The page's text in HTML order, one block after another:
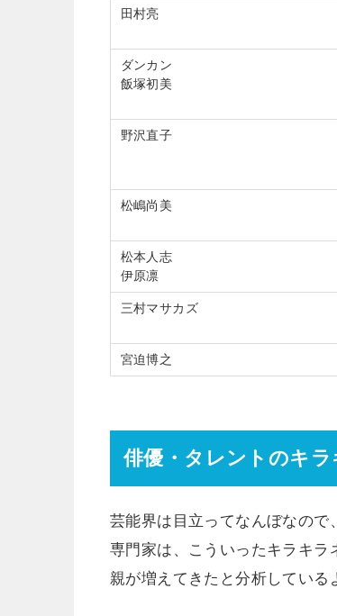
田村亮
ダンカン
飯塚初美
野沢直子
松嶋尚美
松本人志
伊原凛
三村マサカズ
宮迫博之
俳優・タレントのキ
芸能界は目立ってなんぼなので
専門家は、こういったキラキラ
親が増えてきたと分析している